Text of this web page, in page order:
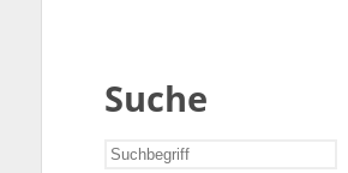
Suche